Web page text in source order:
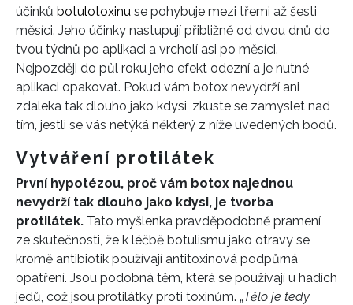
účinků botulotoxinu se pohybuje mezi třemi až šesti
měsíci. Jeho účinky nastupují přibližně od dvou dnů do
tvou týdnů po aplikaci a vrcholí asi po měsíci.
Nejpozději do půl roku jeho efekt odezní a je nutné
aplikaci opakovat. Pokud vám botox nevydrží ani
zdaleka tak dlouho jako kdysi, zkuste se zamyslet nad
tím, jestli se vás netýká některý z níže uvedených bodů.
Vytváření protilátek
První hypotézou, proč vám botox najednou
nevydrží tak dlouho jako kdysi, je tvorba
protilátek. Tato myšlenka pravděpodobně pramení
ze skutečnosti, že k léčbě botulismu jako otravy se
kromě antibiotik používají antitoxinová podpůrná
opatření. Jsou podobná těm, která se používají u hadích
jedů, což jsou protilátky proti toxinům. „Tělo je tedy